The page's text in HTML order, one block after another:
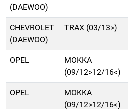
(DAEWOO)
CHEVROLET
(DAEWOO)
TRAX (03/13>)
OPEL
MOKKA
(09/12>12/16<)
OPEL
MOKKA
(09/12>12/16<)